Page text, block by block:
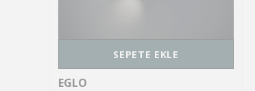
SEPETE EKLE
EGLO